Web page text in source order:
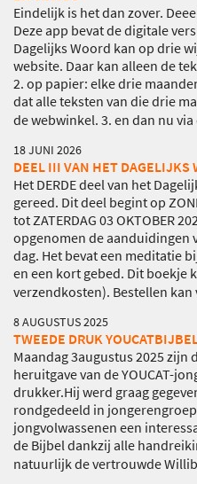
Eindelijk is het dan zover.
Deze app bevat de digitale
Dagelijks Woord kan op drie
website. Daar kan alleen de
2. op papier: elke drie
dat alle teksten van die drie
de webwinkel. 3. en dan nu
18 JUNI 2026
DEEL III VAN HET DAGELIJKS
Het DERDE deel van het
gereed. Dit deel begint op
tot ZATERDAG 03 OKTOBER
opgenomen de aanduidingen
dag. Het bevat een meditatie
en een kort gebed. Dit boekje
verzendkosten). Bestellen kan
8 AUGUSTUS 2025
TWEEDE DRUK
Maandag 3augustus 2025 zijn
heruitgave van de YOUCAT-
drukker.Hij werd graag
rondgedeeld in
jongvolwassenen een
de Bijbel dankzij alle
natuurlijk de vertrouwde